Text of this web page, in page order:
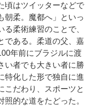
頃はツイッターなどで
朝柔。魔都へ」といっ
柔術練習のことで、
である。柔道の父、嘉
年前にブラジルに渡
い者でも大きい者に勝
特化した形で独自に進
こだわり、スポーツと
的な道をたどった。